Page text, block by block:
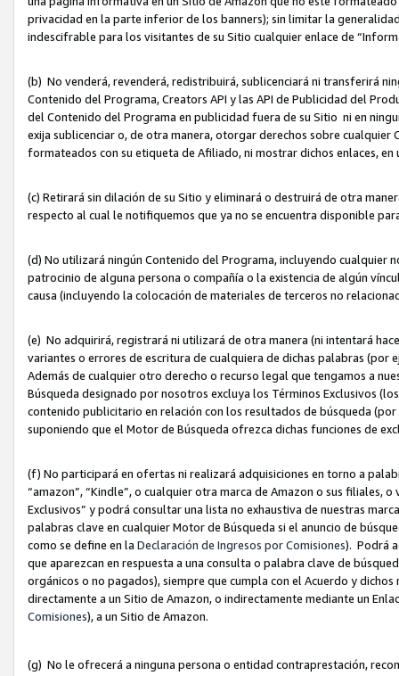
privacidad en la parte inferior de los banners); sin limitar la
indescifrable para los visitantes de su Sitio cualquier enlace de
(b) No venderá, revenderá, redistribuirá, sublicenciará ni transferirá
Contenido del Programa, Creators API y las API de Publicidad del
del Contenido del Programa en publicidad fuera de su Sitio ni en
exija sublicenciar o, de otra manera, otorgar derechos sobre
formateados con su etiqueta de Afiliado, ni mostrar dichos enlaces,
(c) Retirará sin dilación de su Sitio y eliminará o destruirá de otra
respecto al cual le notifiquemos que ya no se encuentra disponible
(d) No utilizará ningún Contenido del Programa, incluyendo cualquier
patrocinio de alguna persona o compañía o la existencia de algún
causa (incluyendo la colocación de materiales de terceros no
(e) No adquirirá, registrará ni utilizará de otra manera (ni intentará
variantes o errores de escritura de cualquiera de dichas palabras (por
Además de cualquier otro derecho o recurso legal que tengamos a
Búsqueda designado por nosotros excluya los Términos Exclusivos
contenido publicitario en relación con los resultados de búsqueda
suponiendo que el Motor de Búsqueda ofrezca dichas funciones de
(f) No participará en ofertas ni realizará adquisiciones en torno a
“amazon”, “Kindle”, o cualquier otra marca de Amazon o sus filiales,
Exclusivos” y podrá consultar una lista no exhaustiva de nuestras
palabras clave en cualquier Motor de Búsqueda si el anuncio de
como se define en la Declaración de Ingresos por Comisiones). Podrá
que aparezcan en respuesta a una consulta o palabra clave de
orgánicos o no pagados), siempre que cumpla con el Acuerdo y
directamente a un Sitio de Amazon, o indirectamente mediante un
Comisiones), a un Sitio de Amazon.
(g) No le ofrecerá a ninguna persona o entidad contraprestación,